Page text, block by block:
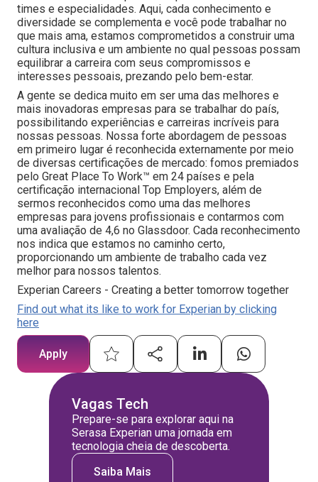
times e especialidades. Aqui, cada conhecimento e
diversidade se complementa e você pode trabalhar no
que mais ama, estamos comprometidos a construir uma
cultura inclusiva e um ambiente no qual pessoas possam
equilibrar a carreira com seus compromissos e
interesses pessoais, prezando pelo bem-estar.
A gente se dedica muito em ser uma das melhores e
mais inovadoras empresas para se trabalhar do país,
possibilitando experiências e carreiras incríveis para
nossas pessoas. Nossa forte abordagem de pessoas
em primeiro lugar é reconhecida externamente por meio
de diversas certificações de mercado: fomos premiados
pelo Great Place To Work™ em 24 países e pela
certificação internacional Top Employers, além de
sermos reconhecidos como uma das melhores
empresas para jovens profissionais e contarmos com
uma avaliação de 4,6 no Glassdoor. Cada reconhecimento
nos indica que estamos no caminho certo,
proporcionando um ambiente de trabalho cada vez
melhor para nossos talentos.
Experian Careers - Creating a better tomorrow together
Find out what its like to work for Experian by clicking
here
Apply
Vagas Tech
Prepare-se para explorar aqui na
Serasa Experian uma jornada em
tecnologia cheia de descoberta.
Saiba Mais